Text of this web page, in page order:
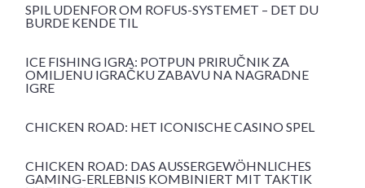
SPIL UDENFOR OM ROFUS-SYSTEMET – DET DU
BURDE KENDE TIL
ICE FISHING IGRA: POTPUN PRIRUČNIK ZA
OMILJENU IGRAČKU ZABAVU NA NAGRADNE
IGRE
CHICKEN ROAD: HET ICONISCHE CASINO SPEL
CHICKEN ROAD: DAS AUSSERGEWÖHNLICHES G
AMING-ERLEBNIS KOMBINIERT MIT TAKTIK U